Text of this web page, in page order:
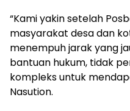
“Kami yakin setelah
masyarakat desa dan
menempuh jarak yang
bantuan hukum, tidak
kompleks untuk
Nasution.